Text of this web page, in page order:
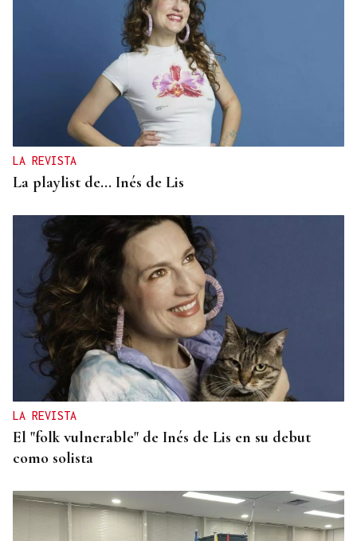
TROFEO EN ESPIÑEDO
Derrota del Arenteiro 0-3 ante el Pontevedra en
un partido de andar por casa
LA REVISTA
La playlist de... Inés de Lis
LA REVISTA
El "folk vulnerable" de Inés de Lis en su debut
como solista